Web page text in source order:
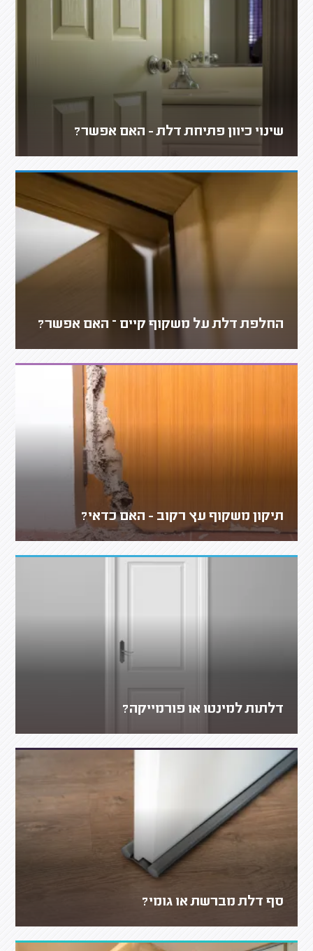
שינוי כיוון פתיחת דלת - האם אפשר?
החלפת דלת על משקוף קיים – האם אפשר?
תיקון משקוף עץ רקוב - האם כדאי?
דלתות למינטו או פורמייקה?
סף דלת מברשת או גומי?